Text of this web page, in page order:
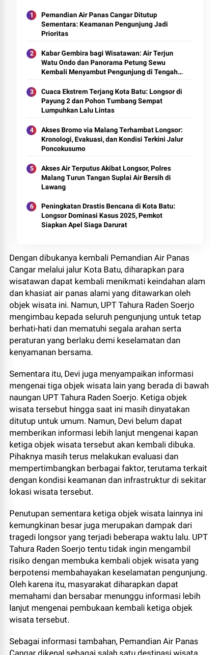
Pemandian Air Panas Cangar Ditutup
Sementara: Keamanan Pengunjung Jadi
Prioritas
Kabar Gembira bagi Wisatawan: Air Terjun
Watu Ondo dan Panorama Petung Sewu
Kembali Menyambut Pengunjung di Tengah
Cuaca Ekstrem Terjang Kota Batu: Longsor di
Payung 2 dan Pohon Tumbang Sempat
Lumpuhkan Lalu Lintas
Akses Bromo via Malang Terhambat Longsor:
Kronologi, Evakuasi, dan Kondisi Terkini Jalur
Poncokusumo
Akses Air Terputus Akibat Longsor, Polres
Malang Turun Tangan Suplai Air Bersih di
Lawang
Peningkatan Drastis Bencana di Kota Batu:
Longsor Dominasi Kasus 2025, Pemkot
Siapkan Apel Siaga Darurat
Dengan dibukanya kembali Pemandian Air Panas
Cangar melalui jalur Kota Batu, diharapkan para
wisatawan dapat kembali menikmati keindahan alam
dan khasiat air panas alami yang ditawarkan oleh
objek wisata ini. Namun, UPT Tahura Raden Soerjo
mengimbau kepada seluruh pengunjung untuk tetap
berhati-hati dan mematuhi segala arahan serta
peraturan yang berlaku demi keselamatan dan
kenyamanan bersama.
Sementara itu, Devi juga menyampaikan informasi
mengenai tiga objek wisata lain yang berada di bawah
naungan UPT Tahura Raden Soerjo. Ketiga objek
wisata tersebut hingga saat ini masih dinyatakan
ditutup untuk umum. Namun, Devi belum dapat
memberikan informasi lebih lanjut mengenai kapan
ketiga objek wisata tersebut akan kembali dibuka.
Pihaknya masih terus melakukan evaluasi dan
mempertimbangkan berbagai faktor, terutama terkait
dengan kondisi keamanan dan infrastruktur di sekitar
lokasi wisata tersebut.
Penutupan sementara ketiga objek wisata lainnya ini
kemungkinan besar juga merupakan dampak dari
tragedi longsor yang terjadi beberapa waktu lalu. UPT
Tahura Raden Soerjo tentu tidak ingin mengambil
risiko dengan membuka kembali objek wisata yang
berpotensi membahayakan keselamatan pengunjung.
Oleh karena itu, masyarakat diharapkan dapat
memahami dan bersabar menunggu informasi lebih
lanjut mengenai pembukaan kembali ketiga objek
wisata tersebut.
Sebagai informasi tambahan, Pemandian Air Panas